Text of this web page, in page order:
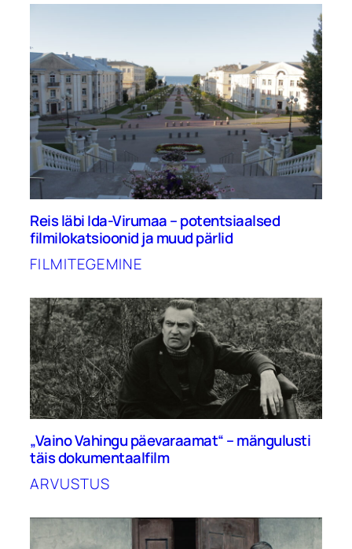
Reis läbi Ida-Virumaa – potentsiaalsed
filmilokatsioonid ja muud pärlid
FILMITEGEMINE
„Vaino Vahingu päevaraamat“ – mängulusti
täis dokumentaalfilm
ARVUSTUS